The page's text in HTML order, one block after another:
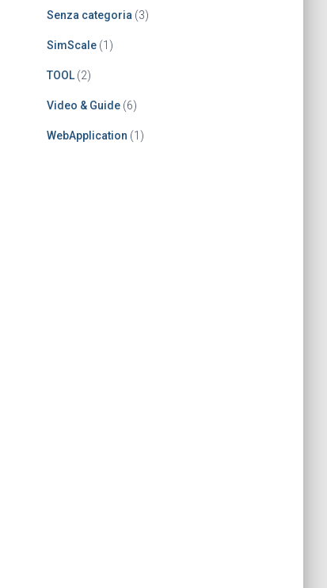
Senza categoria (3)
SimScale(1)
TOOL(2)
Video & Guide(6)
WebApplication (1)